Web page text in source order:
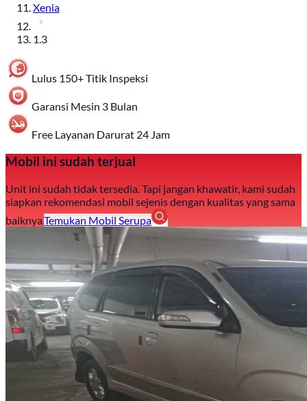
Xenia
1.3
Lulus 150+ Titik Inspeksi
Garansi Mesin 3 Bulan
Free Layanan Darurat 24 Jam
Mobil ini sudah terjual
Unit ini sudah tidak tersedia. Tapi jangan khawatir, kami sudah
siapkan rekomendasi mobil sejenis dengan kualitas yang sama
baiknya.Temukan Mobil Serupa